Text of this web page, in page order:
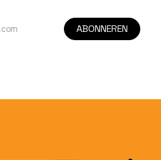
ABONNEREN